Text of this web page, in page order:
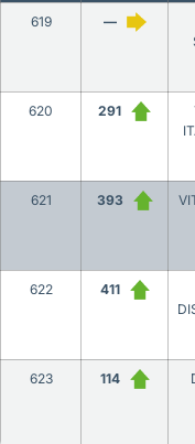
619 —
620 291
621 393
622 411
623 114